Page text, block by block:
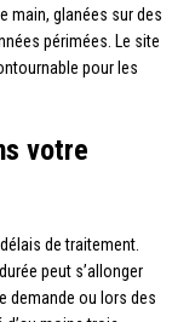
main, glanées sur des
périmées. Le site
pour les
votre
de traitement.
peut s’allonger
demande ou lors des